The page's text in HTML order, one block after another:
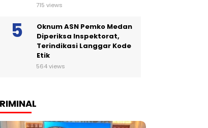
715 views
Oknum ASN Pemko Medan
Diperiksa Inspektorat,
Terindikasi Langgar Kode
Etik
564 views